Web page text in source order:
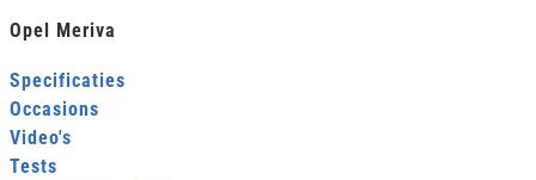
Opel Meriva
Specificaties
Occasions
Video's
Tests